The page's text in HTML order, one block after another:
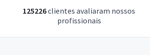
125226clientes avaliaram nossos
profissionais